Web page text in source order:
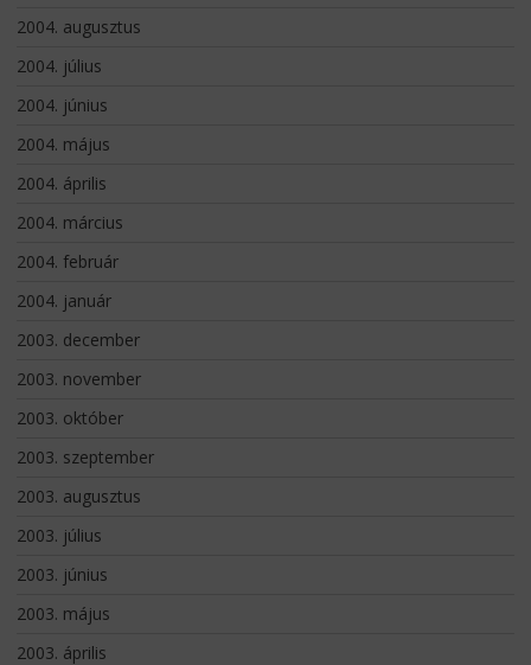
2004. augusztus
2004. július
2004. június
2004. május
2004. április
2004. március
2004. február
2004. január
2003. december
2003. november
2003. október
2003. szeptember
2003. augusztus
2003. július
2003. június
2003. május
2003. április